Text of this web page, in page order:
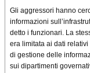
Gli aggressori hanno
informazioni
detto i funzionari. La
era limitata ai dati
di gestione delle
sui dipartimenti